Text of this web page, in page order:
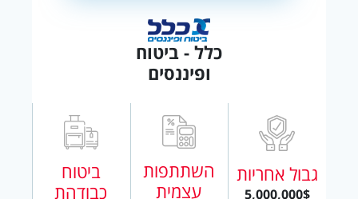
כלל - ביטוח
ופיננסים
גבול אחריות
5,000,000$
השתתפות
עצמית
ביטוח
כבודהת